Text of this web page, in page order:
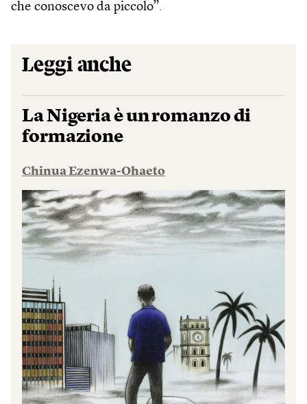
che conoscevo da piccolo”.
Leggi anche
La Nigeria è un romanzo di
formazione
Chinua Ezenwa-Ohaeto